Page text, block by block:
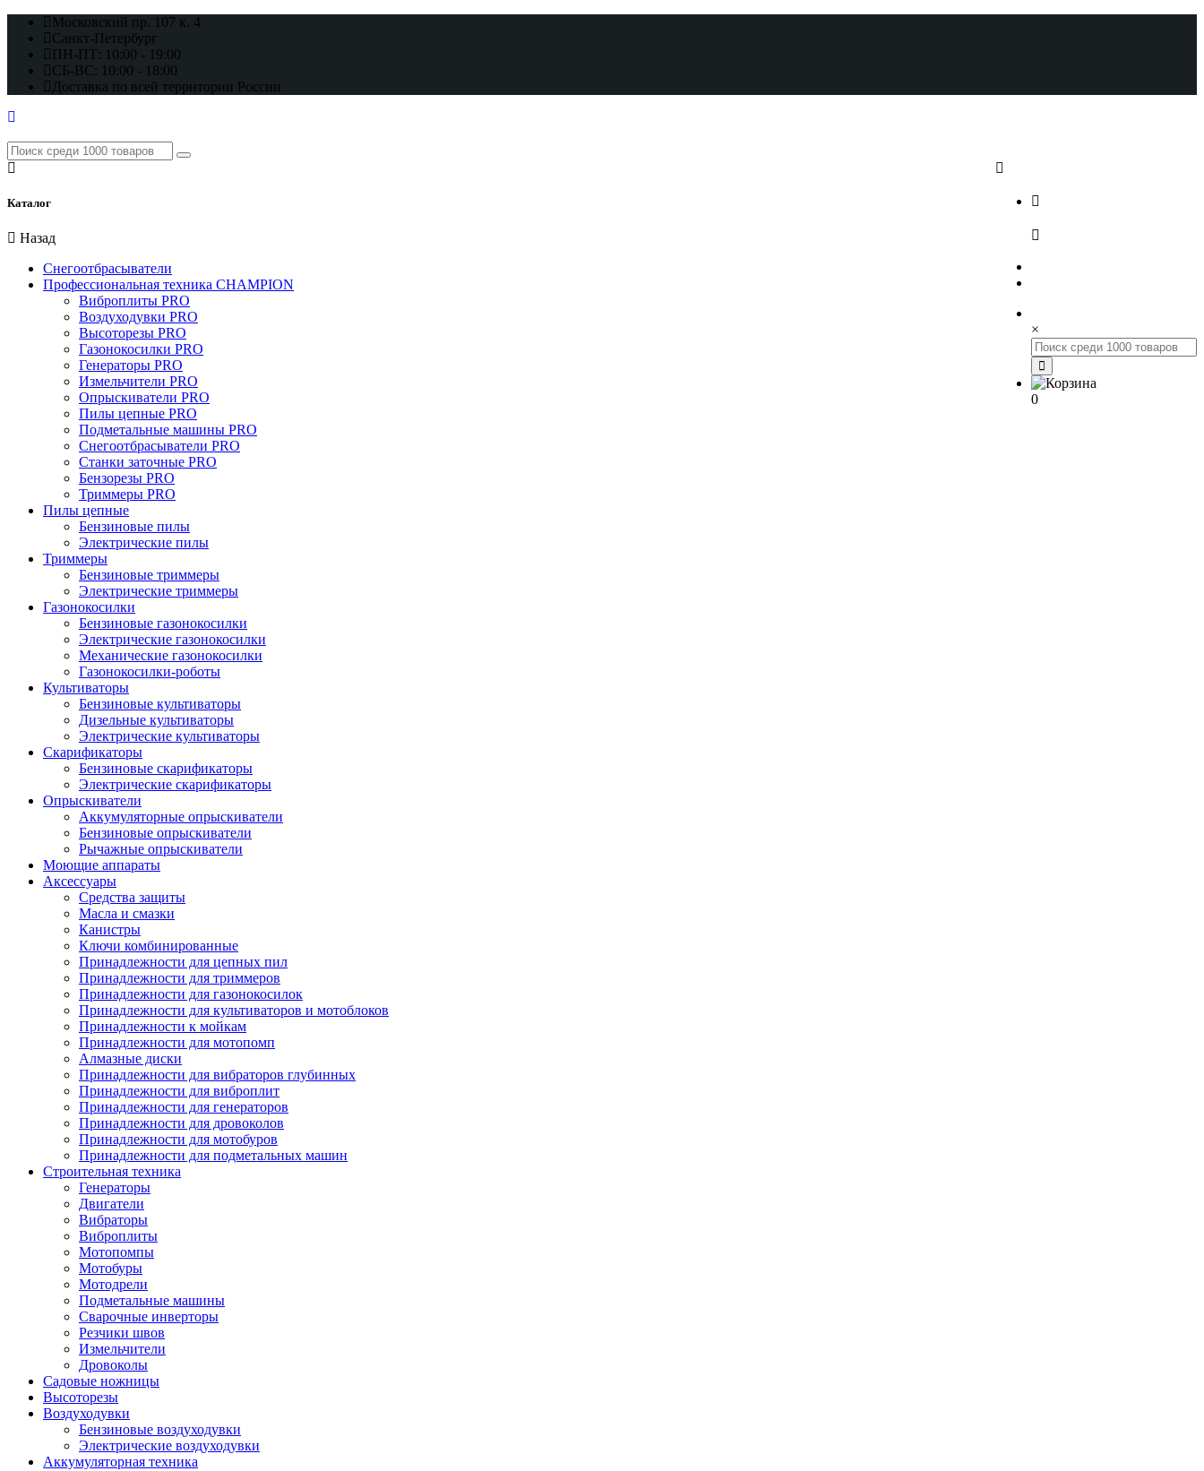
Московский пр. 107 к. 4
Санкт-Петербург
ПН-ПТ: 10:00 - 19:00
СБ-ВС: 10:00 - 18:00
Доставка по всей территории России
×
0
Каталог
Назад
Снегоотбрасыватели
Профессиональная техника CHAMPION
Виброплиты PRO
Воздуходувки PRO
Высоторезы PRO
Газонокосилки PRO
Генераторы PRO
Измельчители PRO
Опрыскиватели PRO
Пилы цепные PRO
Подметальные машины PRO
Снегоотбрасыватели PRO
Станки заточные PRO
Бензорезы PRO
Триммеры PRO
Пилы цепные
Бензиновые пилы
Электрические пилы
Триммеры
Бензиновые триммеры
Электрические триммеры
Газонокосилки
Бензиновые газонокосилки
Электрические газонокосилки
Механические газонокосилки
Газонокосилки-роботы
Культиваторы
Бензиновые культиваторы
Дизельные культиваторы
Электрические культиваторы
Скарификаторы
Бензиновые скарификаторы
Электрические скарификаторы
Опрыскиватели
Аккумуляторные опрыскиватели
Бензиновые опрыскиватели
Рычажные опрыскиватели
Моющие аппараты
Аксессуары
Средства защиты
Масла и смазки
Канистры
Ключи комбинированные
Принадлежности для цепных пил
Принадлежности для триммеров
Принадлежности для газонокосилок
Принадлежности для культиваторов и мотоблоков
Принадлежности к мойкам
Принадлежности для мотопомп
Алмазные диски
Принадлежности для вибраторов глубинных
Принадлежности для виброплит
Принадлежности для генераторов
Принадлежности для дровоколов
Принадлежности для мотобуров
Принадлежности для подметальных машин
Строительная техника
Генераторы
Двигатели
Вибраторы
Виброплиты
Мотопомпы
Мотобуры
Мотодрели
Подметальные машины
Сварочные инверторы
Резчики швов
Измельчители
Дровоколы
Садовые ножницы
Высоторезы
Воздуходувки
Бензиновые воздуходувки
Электрические воздуходувки
Аккумуляторная техника